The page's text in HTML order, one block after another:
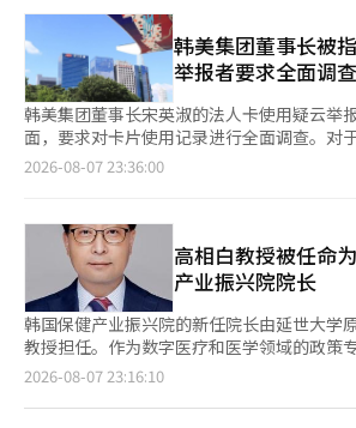
系统翻译与编辑。
版税分开披露。 金融监督院还表示，将扩大对新闻稿和媒体采访
的管理范围，禁止在新闻稿中包含未披露的
与披露内容不符的信息。业界对此表示理解
初衷是合理的，但也担心正常的未来价值说
过去，生物行业的股价和融资往往仅凭临床
同和审批期待就能波动。然而，监管机构要
息来支持期待，使得像过去那样仅凭“梦幻
口”吸引投资者变得困难。 韩华证券的研究员金善雅表示：“技
披露，可能会影响未来与其他合作伙伴的合
出：“不应因为需要披露而导致重要合同的
伴。” 由于投资情绪低迷，企业公开募股（IPO）市场也预计将受
到寒流影响。在下半年生物投资情绪低迷的
的加强可能使后续生物企业的上市和融资变得更加
内人士表示：“只有具备研发能力和全球竞
行业的优胜劣汰将加速，但在此过程中需要
产业生态过度萎缩。”※ 本报道经人工智能
营收为304亿韩元，比去年同期增长31.4%。
元，增长82.6%。第二季度的净利润为36亿韩元。 出口
长。赛尔生物科技向丹麦、土耳其、俄罗斯
口益生菌产品。公司表示，在过去13年中，
额为5385亿韩元，其中赛尔生物科技的出口
总额的约50%。 赛尔生物科技相关人士表示：“我们将基于双重
涂层技术，增强DuoLac品牌的竞争力，扩大
场的影响力。”※ 本报道经人工智能（AI）
韩美集团董事长被
举报者要求全面调查
韩美集团董事长宋英淑的法人卡使用疑云举
面，要求对卡片使用记录进行全面调查。对
定势力的关联传闻，他表示：“我不是为新
及法人资产使用疑云进行公司层面的全面调
计委员会进行验证。他表示：“举报的法人
容”，并要求对所有子公司进行检查，审查
会长任周贤的法人卡使用记录，并将结果报
会。金前代表提供的资料显示，在首尔江南
专业医院消费了约6800万韩元，在一家牙科
元。他主张需要确认在医院和药店使用的法
的福利政策，以及是否经过相关公司内部规
序。韩美科学方面对此表示，宋董事长的膝
2026-08-07 23:36:00
高相白教授被任命
产业振兴院院长
韩国保健产业振兴院的新任院长由延世大学
教授担任。作为数字医疗和医学领域的政策
责推动韩国医疗技术创新和生物健康产业的
保健产业振兴院院长。新任院长的任期自
2026-08-07 23:16:10
页